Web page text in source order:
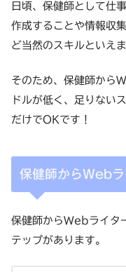
日頃、保健師として仕
作成することや情報収
ど当然のスキルといえま
そのため、保健師から
ドルが低く、足りない
だけでOKです！
保健師からWeb
保健師からWebライタ
テップがあります。